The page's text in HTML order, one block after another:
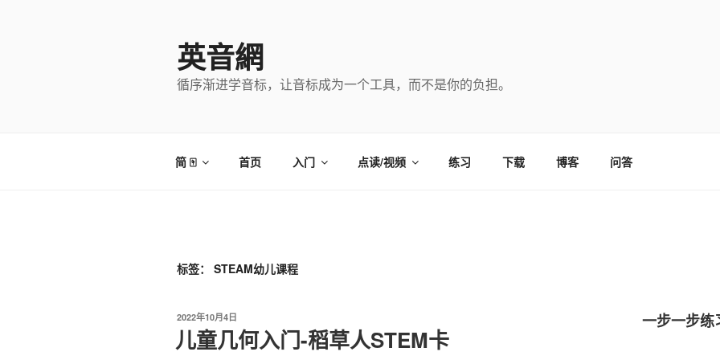
英音網
循序渐进学音标，让音标成为一个工具，而不是你的负担。
简 🀄 首页 入门 点读/视频 练习 下载 博客 问答
标签： STEAM幼儿课程
发
布
于
2022年10月4日
儿童几何入门-稻草人STEM卡
一步一步练